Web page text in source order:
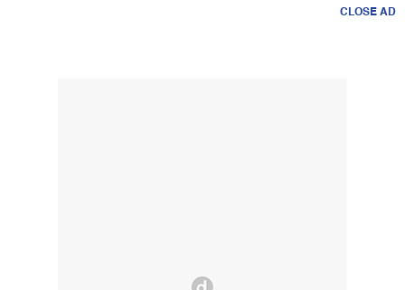
CLOSE AD